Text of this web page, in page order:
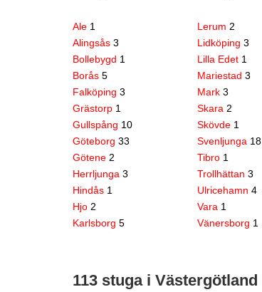
Ale 1
Alingsås 3
Bollebygd 1
Borås 5
Falköping 3
Grästorp 1
Gullspång 10
Göteborg 33
Götene 2
Herrljunga 3
Hindås 1
Hjo 2
Karlsborg 5
Lerum2
Lidköping3
Lilla Edet 1
Mariestad3
Mark3
Skara2
Skövde 1
Svenljunga 18
Tibro 1
Trollhättan3
Ulricehamn4
Vara 1
Vänersborg 1
113 stuga i Västergötland